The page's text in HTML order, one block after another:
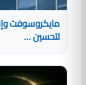
مايكروسوفت
لتحسين ...